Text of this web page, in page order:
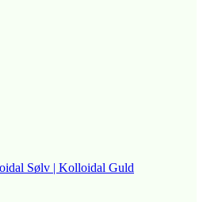
Sølv | Kolloidal Guld